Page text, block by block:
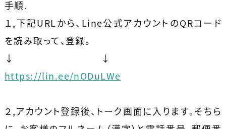
手順.
１,下記URLから、Line公式アカウントのQRコード
を読み取って、登録。
↓ ↓
https://lin.ee/nODuLWe
２,アカウント登録後、トーク画面に入ります。そちら